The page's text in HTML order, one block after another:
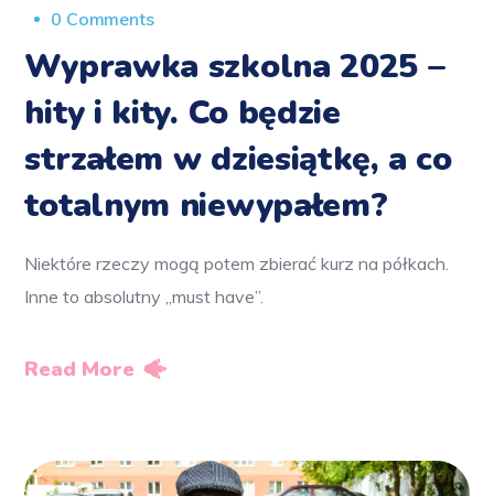
0 Comments
Wyprawka szkolna 2025 –
hity i kity. Co będzie
strzałem w dziesiątkę, a co
totalnym niewypałem?
Niektóre rzeczy mogą potem zbierać kurz na półkach.
Inne to absolutny „must have”.
Read More